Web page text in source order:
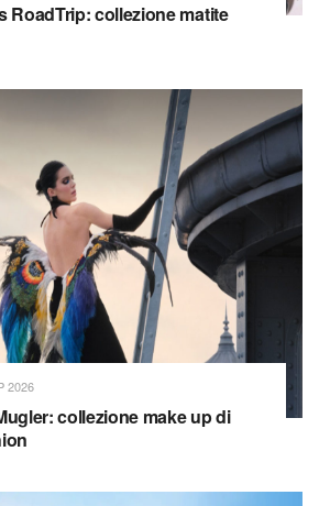
RoadTrip: collezione matite
2026
collezione make up di